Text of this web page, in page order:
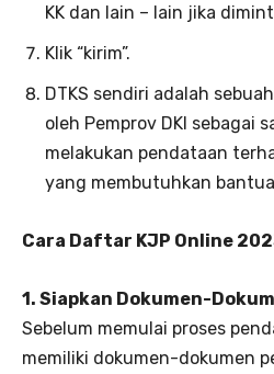
KK dan lain – lain jika
Klik “kirim”.
DTKS sendiri adalah
oleh Pemprov DKI sebagai
melakukan pendataan
yang membutuhkan
Cara Daftar KJP Online
1. Siapkan Dokumen-
Sebelum memulai proses
memiliki dokumen-dokumen